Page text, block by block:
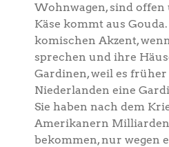
Wohnwagen, sind
Käse kommt aus
komischen Akzent,
sprechen und ihre
Gardinen, weil es
Niederlanden eine
Sie haben nach dem
Amerikanern
bekommen, nur wegen